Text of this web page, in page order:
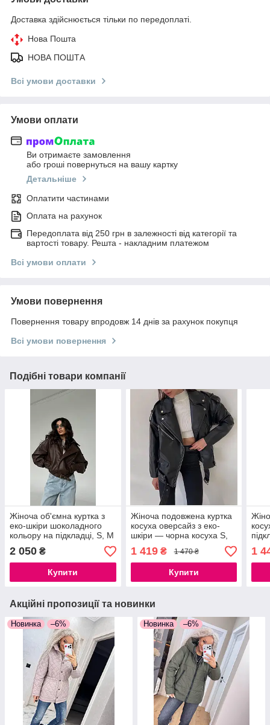
Доставка здійснюється тільки по передоплаті.
Нова Пошта
НОВА ПОШТА
Всі умови доставки
Умови оплати
Ви отримаєте замовлення
або гроші повернуться на вашу картку
Детальніше
Оплатити частинами
Оплата на рахунок
Передоплата від 250 грн в залежності від категорії та
вартості товару. Решта - накладним платежом
Всі умови оплати
Умови повернення
Повернення товару впродовж 14 днів за рахунок покупця
Всі умови повернення
Подібні товари компанії
Жіноча об'ємна куртка з
еко-шкіри шоколадного
кольору на підкладці, S, M
2 050 ₴
Купити
Жіноча подовжена куртка
косуха оверсайз з еко-
шкіри — чорна косуха S,
1 419₴ 1 470 ₴
Купити
1
Акційні пропозиції та новинки
Новинка –6% Новинка –6%